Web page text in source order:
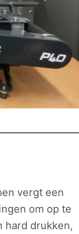
vergt een
om op te
hard drukken,